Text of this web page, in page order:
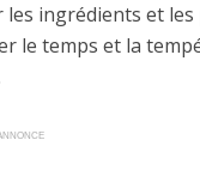
ingrédients et
le temps et la